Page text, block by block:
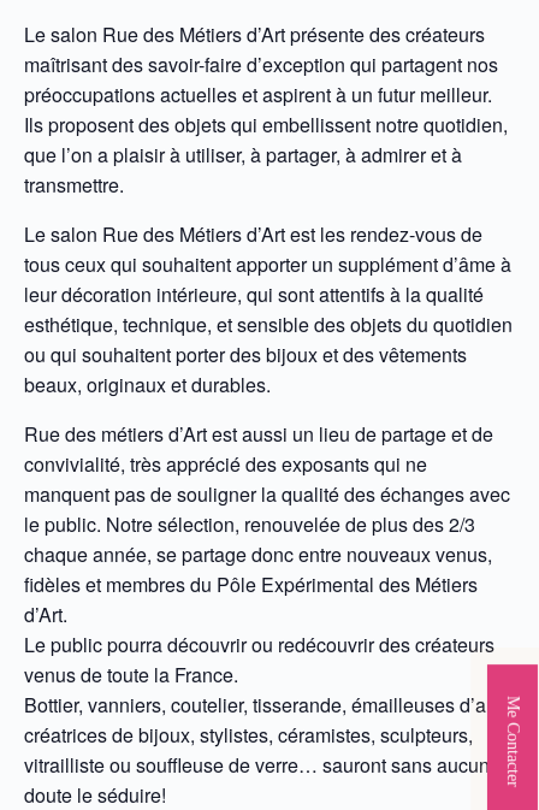
Le salon Rue des Métiers d’Art présente des créateurs
maîtrisant des savoir-faire d’exception qui partagent nos
préoccupations actuelles et aspirent à un futur meilleur.
Ils proposent des objets qui embellissent notre quotidien,
que l’on a plaisir à utiliser, à partager, à admirer et à
transmettre.
Le salon Rue des Métiers d’Art est les rendez-vous de
tous ceux qui souhaitent apporter un supplément d’âme à
leur décoration intérieure, qui sont attentifs à la qualité
esthétique, technique, et sensible des objets du quotidien
ou qui souhaitent porter des bijoux et des vêtements
beaux, originaux et durables.
Rue des métiers d’Art est aussi un lieu de partage et de
convivialité, très apprécié des exposants qui ne
manquent pas de souligner la qualité des échanges avec
le public. Notre sélection, renouvelée de plus des 2/3
chaque année, se partage donc entre nouveaux venus,
fidèles et membres du Pôle Expérimental des Métiers
d’Art.
Le public pourra découvrir ou redécouvrir des créateurs
venus de toute la France.
Bottier, vanniers, coutelier, tisserande, émailleuses d’art,
créatrices de bijoux, stylistes, céramistes, sculpteurs,
vitrailliste ou souffleuse de verre… sauront sans aucun
doute le séduire!
Me Contacter